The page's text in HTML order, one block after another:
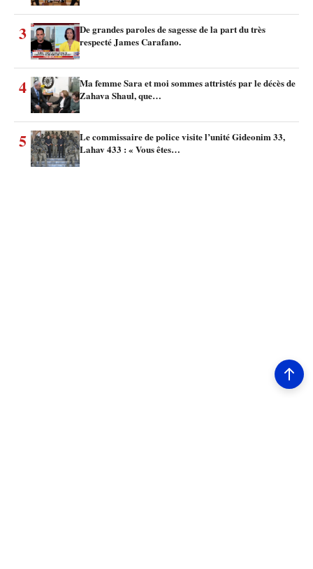
3
De grandes paroles de sagesse de la part du très
respecté James Carafano.
4
Ma femme Sara et moi sommes attristés par le décès de
Zahava Shaul, que…
5
Le commissaire de police visite l’unité Gideonim 33,
Lahav 433 : « Vous êtes…